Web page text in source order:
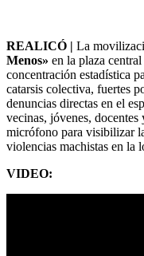
REALICÓ | La
Menos» en la plaza
concentración estadística
catarsis colectiva, fuertes
denuncias directas en el
vecinas, jóvenes,
micrófono para visibilizar
violencias machistas en la
VIDEO: